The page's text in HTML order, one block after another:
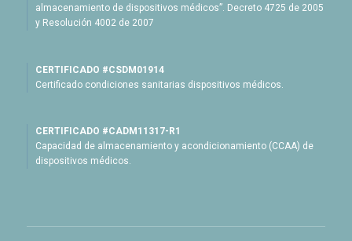
almacenamiento de dispositivos médicos”. Decreto 4725 de 2005
y Resolución 4002 de 2007
CERTIFICADO #CSDM01914
Certificado condiciones sanitarias dispositivos médicos.
CERTIFICADO #CADM11317-R1
Capacidad de almacenamiento y acondicionamiento (CCAA) de
dispositivos médicos.